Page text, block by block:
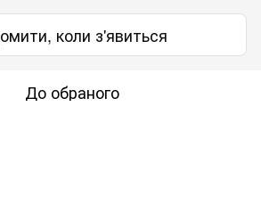
коли з'явиться
До обраного